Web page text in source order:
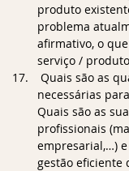
produto
problema
afirmativo, o
serviço /
necessárias
Quais são as
profissionais
empresarial,…)
gestão eficiente